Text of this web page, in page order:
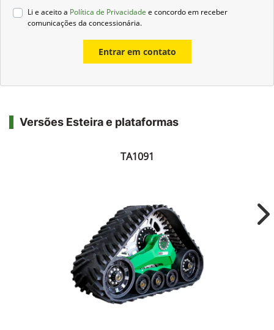
Li e aceito a Política de Privacidade e concordo em receber
comunicações da concessionária.
Entrar em contato
Versões Esteira e plataformas
TA1091